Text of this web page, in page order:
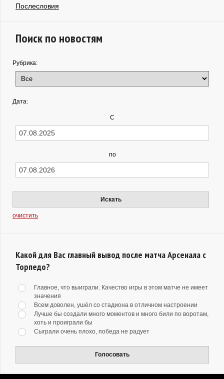
Послесловия
Поиск по новостям
Рубрика:
Дата:
С
по
Искать
очистить
Какой для Вас главный вывод после матча Арсенала с
Торпедо?
Главное, что выиграли. Качество игры в этом матче не имеет
значения
Всем доволен, ушёл со стадиона в отличном настроении
Лучше бы создали много моментов и много били по воротам,
хоть и проиграли бы
Сыграли очень плохо, победа не радует
Голосовать